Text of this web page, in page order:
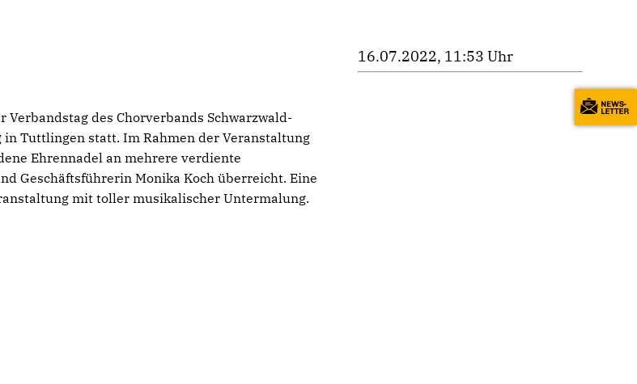
Verbandstag des Chorverbands Schwarzwald-
in Tuttlingen statt. Im Rahmen der Veranstaltung
Ehrennadel an mehrere verdiente
Geschäftsführerin Monika Koch überreicht. Eine
mit toller musikalischer Untermalung.
16.07.2022, 11:53 Uhr